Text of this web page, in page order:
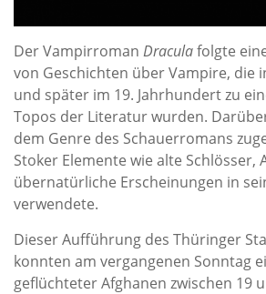
Der Vampirroman Draculafolgte
von Geschichten über Vampire, die
und später im 19. Jahrhundert zu
Topos der Literatur wurden.
dem Genre des Schauerromans
Stoker Elemente wie alte Schlösser,
übernatürliche Erscheinungen in
verwendete.
Dieser Aufführung des Thüringer
konnten am vergangenen Sonntag
geflüchteter Afghanen zwischen 19